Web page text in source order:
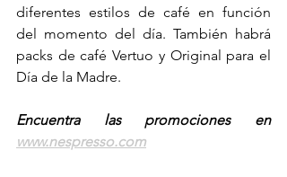
diferentes estilos de café en función
del momento del día. También habrá
packs de café Vertuo y Original para el
Día de la Madre.
Encuentra las promociones en
www.nespresso.com